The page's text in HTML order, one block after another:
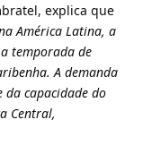
explica que
América Latina, a
temporada de
A demanda
da capacidade do
Central,